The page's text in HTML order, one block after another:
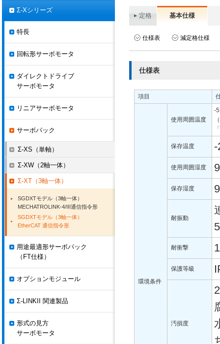
定格 基本仕様
仕様表 減定格仕様
仕様表
項目
環境条件
使用周囲温度
-
保存温度
使用周囲湿度
保存湿度
耐振動
耐衝撃
保護等級
汚損度
2
Σ-Xシリーズ
特長
回転形サーボモータ
ダイレクトドライブ
サーボモータ
リニアサーボモータ
サーボパック
Σ-XS（単軸）
Σ-XW（2軸一体）
Σ-XT（3軸一体）
SGDXTモデル（3軸一体）
MECHATROLINK-4/III通信指令形
SGDXTモデル（3軸一体）
EtherCAT 通信指令形
用途最適形サーボパック
（FT仕様）
オプションモジュール
Σ-LINKII 関連製品
形式の見方
サーボモータ